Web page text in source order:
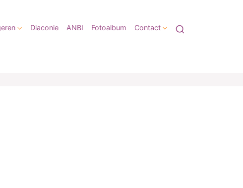
Diaconie ANBI Fotoalbum Contact